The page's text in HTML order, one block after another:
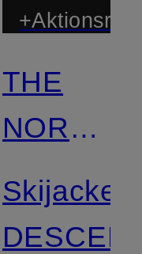
THE
NORTH
FACE
Skijacke